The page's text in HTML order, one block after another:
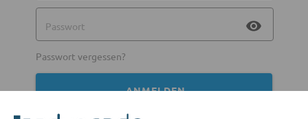
Passwort visibility
Passwort vergessen?
ANMELDEN